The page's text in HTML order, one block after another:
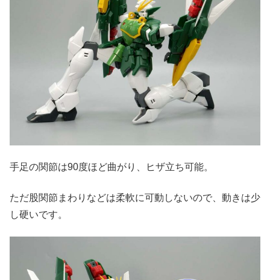
手足の関節は90度ほど曲がり、ヒザ立ち可能。
ただ股関節まわりなどは柔軟に可動しないので、動きは少
し硬いです。